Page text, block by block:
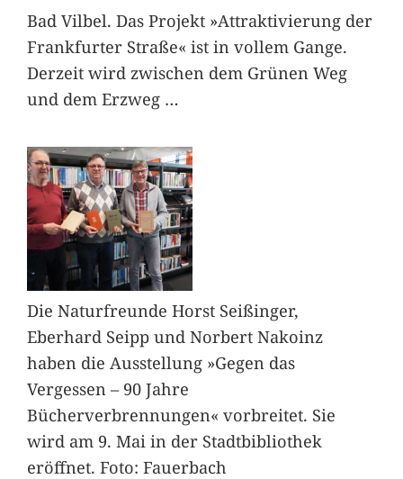
Bad Vilbel. Das Projekt »Attraktivierung der
Frankfurter Straße« ist in vollem Gange.
Derzeit wird zwischen dem Grünen Weg
und dem Erzweg …
Die Naturfreunde Horst Seißinger,
Eberhard Seipp und Norbert Nakoinz
haben die Ausstellung »Gegen das
Vergessen – 90 Jahre
Bücherverbrennungen« vorbreitet. Sie
wird am 9. Mai in der Stadtbibliothek
eröffnet. Foto: Fauerbach